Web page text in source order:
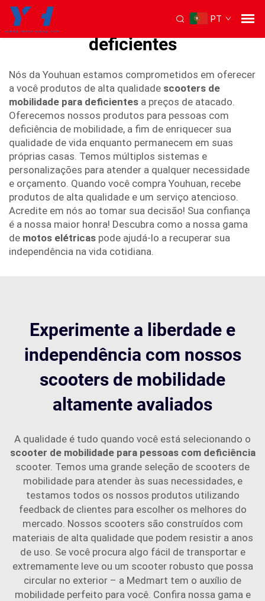
PT
scooters de mobilidade para
deficientes
Nós da Youhuan estamos comprometidos em oferecer
a você produtos de alta qualidade scooters de
mobilidade para deficientes a preços de atacado.
Oferecemos nossos produtos para pessoas com
deficiência de mobilidade, a fim de enriquecer sua
qualidade de vida enquanto permanecem em suas
próprias casas. Temos múltiplos sistemas e
personalizações para atender a qualquer necessidade
e orçamento. Quando você compra Youhuan, recebe
produtos de alta qualidade e um serviço atencioso.
Acredite em nós ao tomar sua decisão! Sua confiança
é a nossa maior honra! Descubra como a nossa gama
de motos elétricas pode ajudá-lo a recuperar sua
independência na vida cotidiana.
Experimente a liberdade e
independência com nossos
scooters de mobilidade
altamente avaliados
A qualidade é tudo quando você está selecionando o
scooter de mobilidade para pessoas com deficiência
scooter. Temos uma grande seleção de scooters de
mobilidade para atender às suas necessidades, e
testamos todos os nossos produtos utilizando
feedback de clientes para escolher os melhores do
mercado. Nossos scooters são construídos com
materiais de alta qualidade que podem resistir a anos
de uso. Se você procura algo fácil de transportar e
extremamente leve ou um scooter robusto que possa
circular no exterior – a Medmart tem o auxílio de
mobilidade perfeito para você. Confira nossa gama e